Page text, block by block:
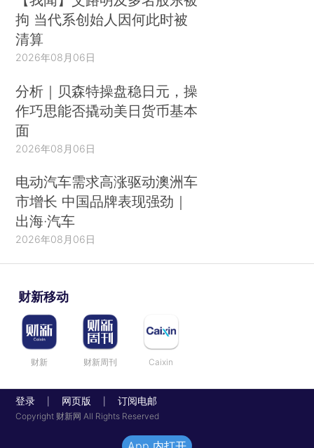
拘 当代系创始人因何此时被
清算
2026年08月06日
分析｜贝森特操盘稳日元，操
作巧思能否撬动美日货币基本
面
2026年08月06日
电动汽车需求高涨驱动澳洲车
市增长 中国品牌表现强劲｜
出海·汽车
2026年08月06日
财新移动
财新 财新周刊 Caixin
登录 网页版 订阅电邮
Copyright 财新网 All Rights Reserved